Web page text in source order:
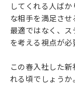
してくれる人ば
な相手を満足さ
最適ではなく、
を考える視点が必
この春入社した
れる頃でしょう